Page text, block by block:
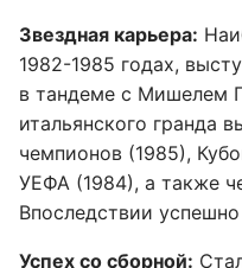
Звездная карьера:
1982-1985 годах,
в тандеме с Мишелем
итальянского гранда
чемпионов (1985),
УЕФА (1984), а также
Впоследствии
Успех со сборной: